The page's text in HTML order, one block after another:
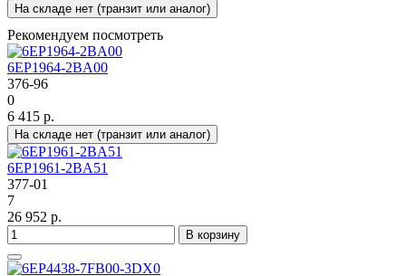
На складе нет (транзит или аналог)
Рекомендуем посмотреть
6EP1964-2BA00
376-96
0
6 415 р.
На складе нет (транзит или аналог)
6EP1961-2BA51
377-01
7
26 952 р.
В корзину